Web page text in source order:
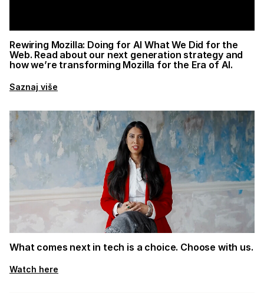
Rewiring Mozilla: Doing for AI What We Did for the
Web. Read about our next generation strategy and
how we’re transforming Mozilla for the Era of AI.
Saznaj više
What comes next in tech is a choice. Choose with us.
Watch here